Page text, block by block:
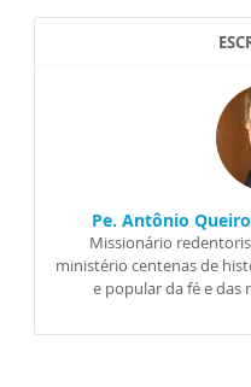
Pe. Antônio
Missionário
ministério centenas de
e popular da fé e das